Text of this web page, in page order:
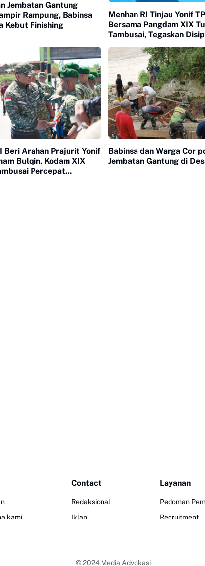
Jembatan Gantung
Rampung, Babinsa
Kebut Finishing
Menhan RI Tinjau Yonif
Bersama Pangdam XIX
Tambusai, Tegaskan
Beri Arahan Prajurit Yonif
Bulqin, Kodam XIX
Percepat
Babinsa dan Warga Cor
Jembatan Gantung di
kami
Contact
Redaksional
Iklan
Layanan
Pedoman
Recruitment
© 2024 Media Advokasi